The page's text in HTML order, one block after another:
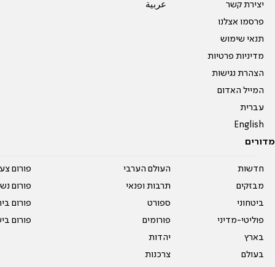
יצירת קשר
פרסמו אצלנו
תנאי שימוש
מדיניות פרטיות
הצהרת נגישות
המייל האדום
עברית
English
عربية
מדורים
חדשות
מבזקים
ביטחוני
פוליטי-מדיני
בארץ
בעולם
העולם הערבי
תרבות ופנאי
ספורט
פורומים
יהדות
צרכנות
פורום
פורום
פורום
פורום